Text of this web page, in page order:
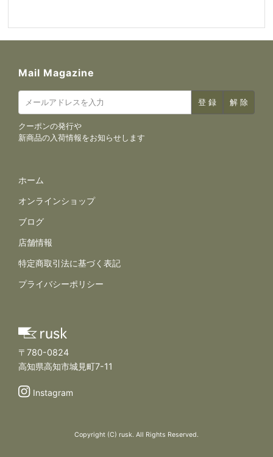
Mail Magazine
クーポンの発行や
新商品の入荷情報をお知らせします
サイトナビゲーション
ホーム
オンラインショップ
ブログ
店舗情報
規約とポリシー
特定商取引法に基づく表記
プライバシーポリシー
〒780-0824
高知県高知市城見町7-11
Instagram
Copyright (C) rusk. All Rights Reserved.